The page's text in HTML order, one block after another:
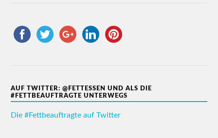
AUF TWITTER: @FETTESSEN UND ALS DIE
#FETTBEAUFTRAGTE UNTERWEGS
Die #Fettbeauftragte auf Twitter